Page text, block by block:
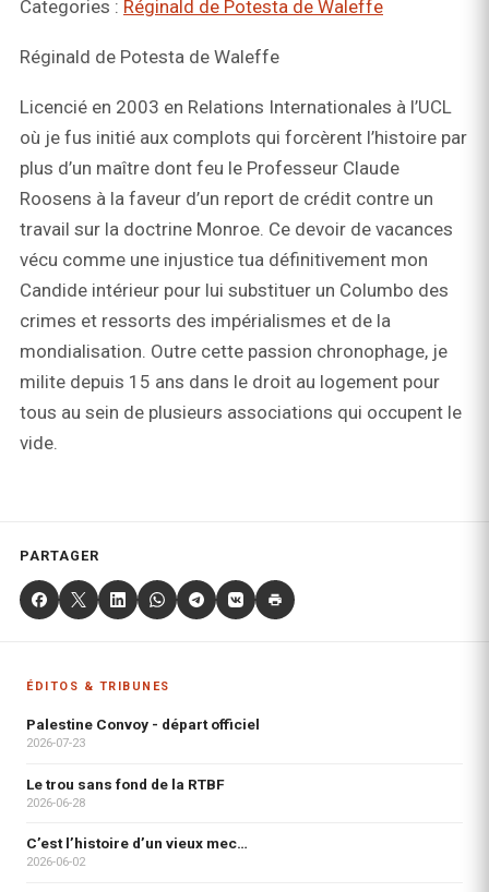
Categories : Réginald de Potesta de Waleffe
Réginald de Potesta de Waleffe
Licencié en 2003 en Relations Internationales à l’UCL
où je fus initié aux complots qui forcèrent l’histoire par
plus d’un maître dont feu le Professeur Claude
Roosens à la faveur d’un report de crédit contre un
travail sur la doctrine Monroe. Ce devoir de vacances
vécu comme une injustice tua définitivement mon
Candide intérieur pour lui substituer un Columbo des
crimes et ressorts des impérialismes et de la
mondialisation. Outre cette passion chronophage, je
milite depuis 15 ans dans le droit au logement pour
tous au sein de plusieurs associations qui occupent le
vide.
PARTAGER
ÉDITOS & TRIBUNES
Palestine Convoy - départ officiel
2026-07-23
Le trou sans fond de la RTBF
2026-06-28
C’est l’histoire d’un vieux mec…
2026-06-02